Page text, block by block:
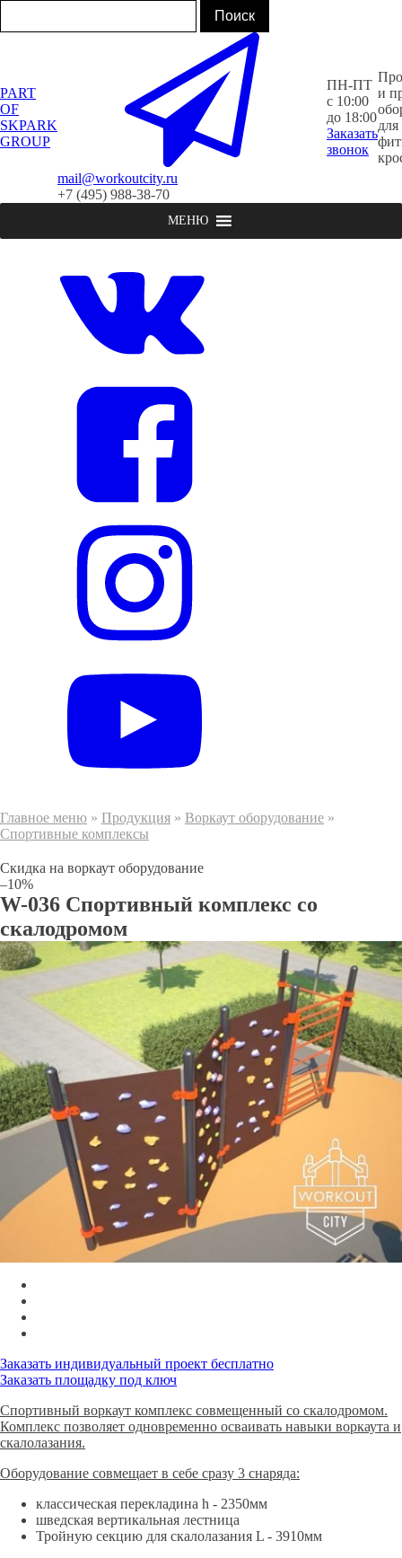
PART
OF
SKPARK
GROUP
mail@workoutcity.ru
+7 (495) 988-38-70
ПН-ПТ
с 10:00
до 18:00
Заказать
звонок
и
для
МЕНЮ
Главное меню » Продукция » Воркаут оборудование »
Спортивные комплексы
Скидка на воркаут оборудование
–10%
W-036 Спортивный комплекс со
скалодромом
Заказать индивидуальный проект бесплатно
Заказать площадку под ключ
Спортивный воркаут комплекс совмещенный со скалодромом.
Комплекс позволяет одновременно осваивать навыки воркаута и
скалолазания.
Оборудование совмещает в себе сразу 3 снаряда:
классическая перекладина h - 2350мм
шведская вертикальная лестница
Тройную секцию для скалолазания L - 3910мм